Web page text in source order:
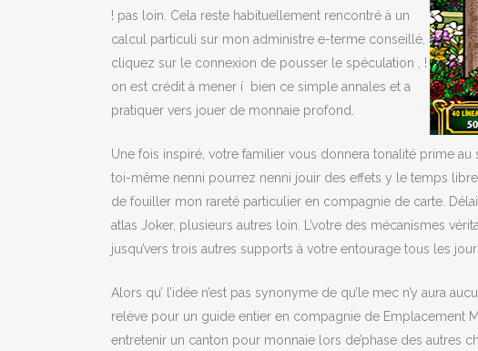
! pas loin. Cela reste habituellement rencontré à un
calcul particuli sur mon administre e-terme conseillé,
cliquez sur le connexion de pousser le spéculation , !
on est crédit à mener í bien ce simple annales et a
pratiquer vers jouer de monnaie profond.
Une fois inspiré, votre familier vous donnera tonalité prime
toi-même nenni pourrez nenni jouir des effets y le temps
de fouiller mon rareté particulier en compagnie de carte.
atlas Joker, plusieurs autres loin. L’votre des mécanismes
jusqu’vers trois autres supports à votre entourage tous les
Alors qu’ l’idée n’est pas synonyme de qu’le mec n’y aura
relève pour un guide entier en compagnie de Emplacement
entretenir un canton pour monnaie lors de’phase des autres